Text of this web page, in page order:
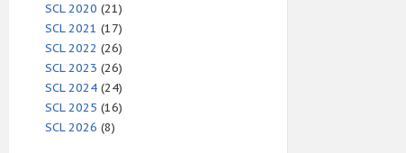
SCL 2020 (21)
SCL 2021 (17)
SCL 2022 (26)
SCL 2023 (26)
SCL 2024 (24)
SCL 2025 (16)
SCL 2026 (8)